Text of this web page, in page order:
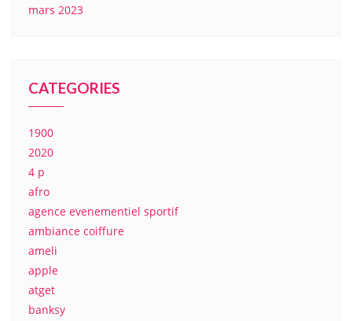
mars 2023
CATEGORIES
1900
2020
4 p
afro
agence evenementiel sportif
ambiance coiffure
ameli
apple
atget
banksy